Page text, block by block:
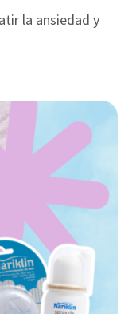
la ansiedad y